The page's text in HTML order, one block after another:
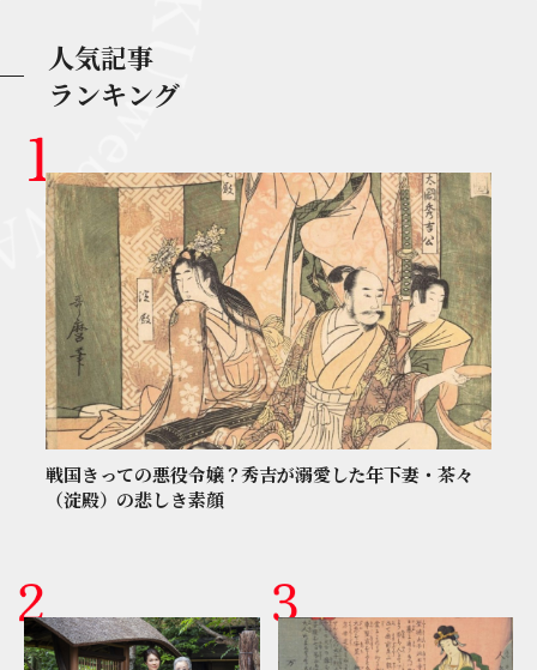
人気記事
ランキング
戦国きっての悪役令嬢？秀吉が溺愛した年下妻・茶々
（淀殿）の悲しき素顔